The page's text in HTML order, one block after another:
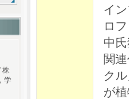
イ
ロ
中
関
ク
が
株
学